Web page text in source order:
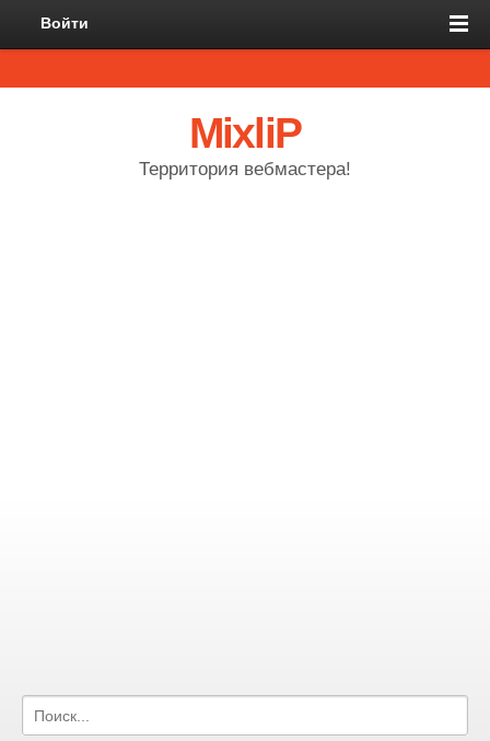
Войти
MixliP
Территория вебмастера!